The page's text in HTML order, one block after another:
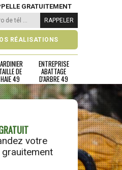
GRATUITEMENT
RÉALISATIONS
TAILLE DE
HAIE 49
ENTREPRISE
ABATTAGE
D'ARBRE 49
votre
grauitement